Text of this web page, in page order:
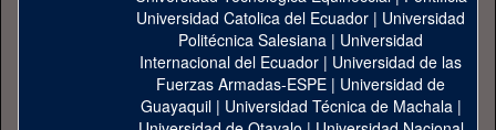
Universidad Catolica del Ecuador | Universidad
Politécnica Salesiana | Universidad
Internacional del Ecuador | Universidad de las
Fuerzas Armadas-ESPE | Universidad de
Guayaquil| Universidad Técnica de Machala|